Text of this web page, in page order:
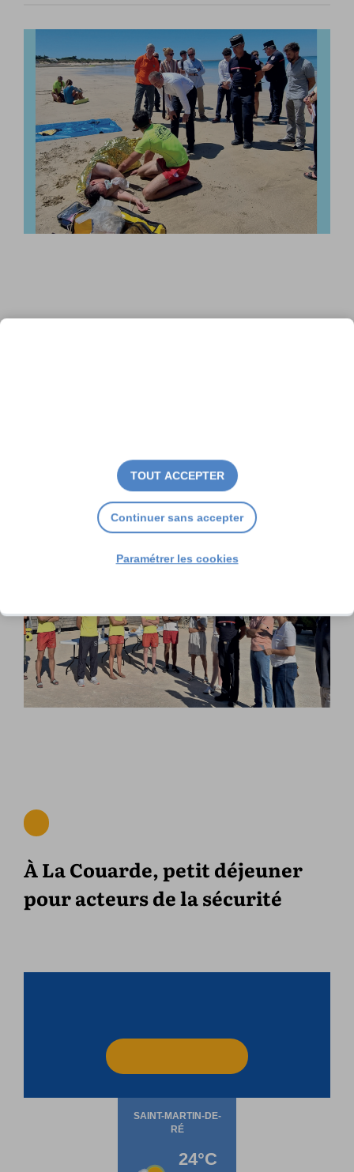
À La Couarde, petit déjeuner
pour acteurs de la sécurité
TOUT ACCEPTER
Continuer sans accepter
Paramétrer les cookies